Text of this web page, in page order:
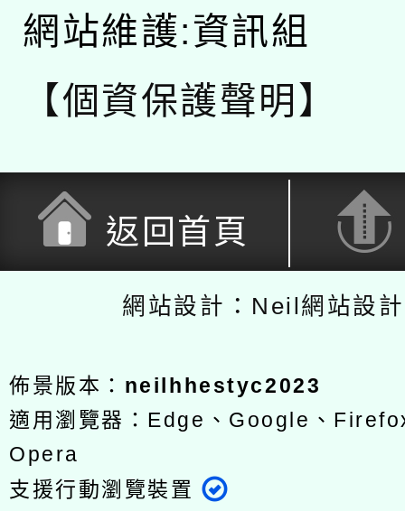
網站維護:資訊組
【個資保護聲明】
返回首頁
網站設計：Neil網站設
佈景版本： neilhhestyc2023
適用瀏覽器：Edge、Google、
Opera
支援行動瀏覽裝置